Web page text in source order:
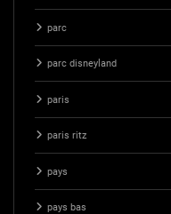
parc
parc disneyland
paris
paris ritz
pays
pays bas